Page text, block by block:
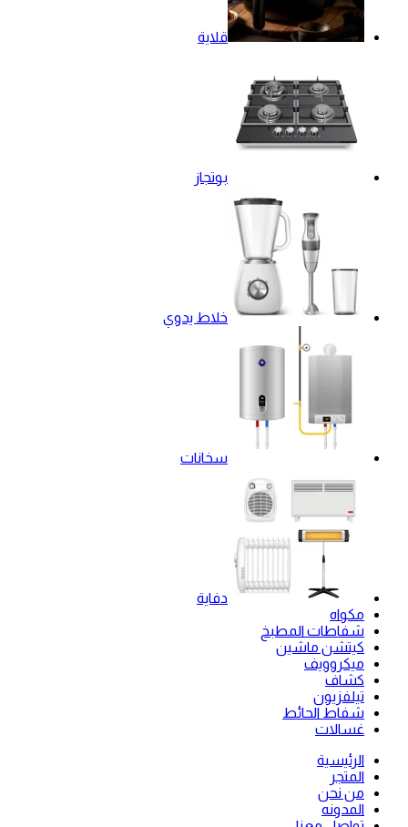
قلاية
بوتجاز
خلاط يدوي
سخانات
دفاية
مكواه
شفاطات المطبخ
كيتشن ماشين
ميكروويف
كشاف
تيلفزيون
شفاط الحائط
غسالات
الرئيسية
المتجر
من نحن
المدونه